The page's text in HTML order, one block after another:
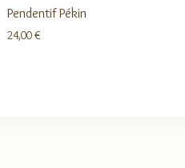
Pendentif Pékin
24,00€